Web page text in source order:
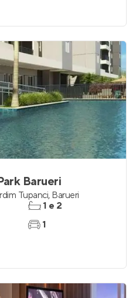
Barueri
Tupanci, Barueri
1 e 2
1